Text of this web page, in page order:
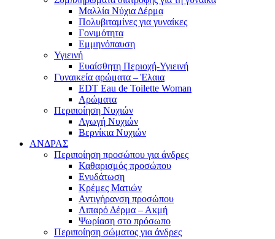
Μαλλία Νύχια Δέρμα
Πολυβιταμίνες για γυναίκες
Γονιμότητα
Εμμηνόπαυση
Υγιεινή
Ευαίσθητη Περιοχή-Υγιεινή
Γυναικεία αρώματα – Έλαια
EDT Eau de Toilette Woman
Αρώματα
Περιποίηση Νυχιών
Αγωγή Νυχιών
Βερνίκια Νυχιών
ΑΝΔΡΑΣ
Περιποίηση προσώπου για άνδρες
Καθαρισμός προσώπου
Ενυδάτωση
Κρέμες Ματιών
Αντιγήρανση προσώπου
Λιπαρό Δέρμα – Ακμή
Ψωρίαση στο πρόσωπο
Περιποίηση σώματος για άνδρες